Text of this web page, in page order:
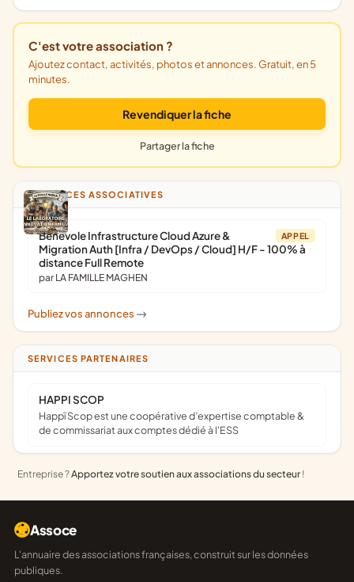
C'est votre association ?
Ajoutez contact, activités, photos et annonces. Gratuit, en 5
minutes.
Revendiquer la fiche
Partager la fiche
ANNONCES ASSOCIATIVES
APPEL
Bénévole Infrastructure Cloud Azure &
Migration Auth [Infra / DevOps / Cloud] H/F - 100% à
distance Full Remote
par LA FAMILLE MAGHEN
Publiez vos annonces ->
SERVICES PARTENAIRES
HAPPI SCOP
Happï Scop est une coopérative d’expertise comptable &
de commissariat aux comptes dédié à l'ESS
Entreprise ?Apportez votre soutien aux associations du secteur !
Assoce
L'annuaire des associations françaises, construit sur les données
publiques.